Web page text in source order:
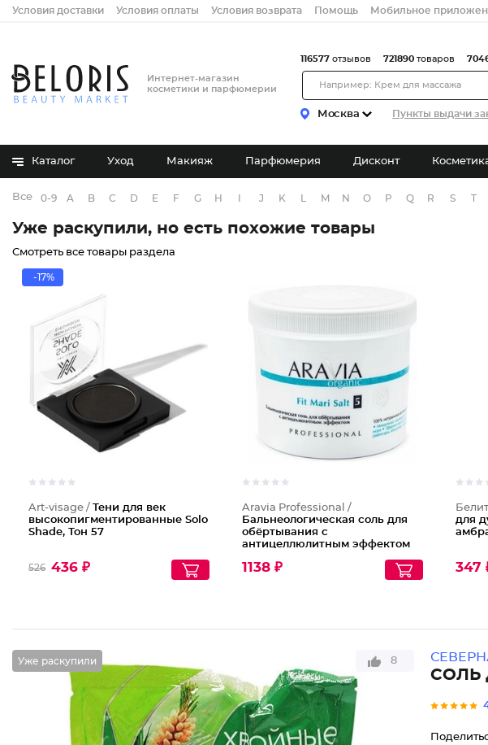
Условия доставки Условия оплаты Условия возврата Помощь Мобильное
Интернет-магазин
косметики и парфюмерии
Москва Пункты выдачи
116577 отзывов 721890 товаров
Каталог Уход Макияж Парфюмерия Дисконт
Все бренды
0-9 A B C D E F G H J K M N O P Q R S T
Уже раскупили, но есть похожие товары
Смотреть все товары раздела
-17%
Art-visage / Тени для век
высокопигментированные Solo
Shade, Тон 57
526 436 ₽
Aravia Professional /
Бальнеологическая соль для
обёртывания с
антицеллюлитным эффектом
1138 ₽
для
347
Уже раскупили 8
СОЛЬ